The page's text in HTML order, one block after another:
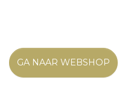
GA NAAR WEBSHOP